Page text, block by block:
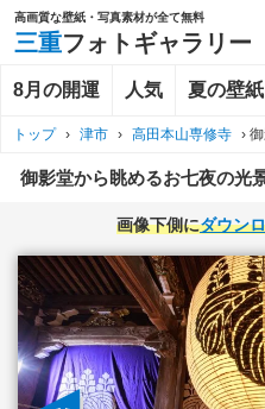
高画質な壁紙・写真素材が全て無料
三重フォトギャラリー
8月の開運 人気 夏の壁紙
トップ › 津市 › 高田本山専修寺 ›
御影堂から眺めるお七夜の光
画像下側にダウン